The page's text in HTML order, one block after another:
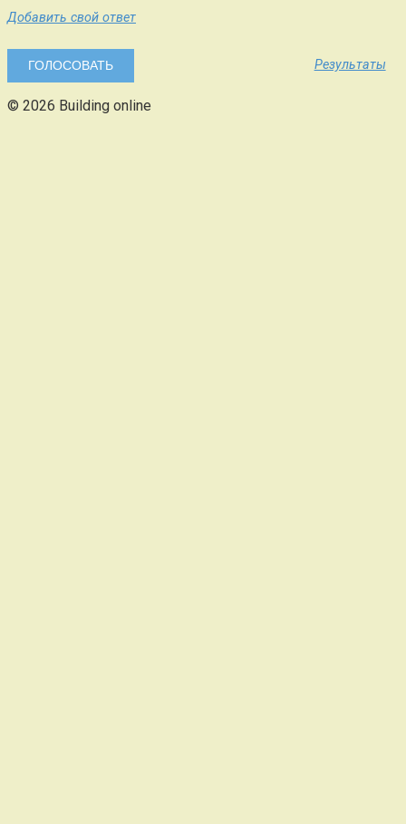
Добавить свой ответ
Результаты
© 2026 Building online